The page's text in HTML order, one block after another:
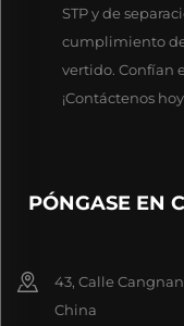
STP y de
cumplimiento
vertido. Confían
¡Contáctenos
PÓNGASE EN
43, Calle
China